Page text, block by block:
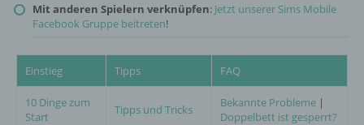
Mit anderen Spielern verknüpfen: Jetzt unserer Sims Mobile
Facebook Gruppe beitreten!
Einstieg Tipps FAQ
10 Dinge zum
Start
Tipps und Tricks Bekannte Probleme |
Doppelbett ist gesperrt?